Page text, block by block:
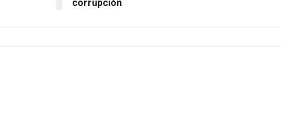
corrupción